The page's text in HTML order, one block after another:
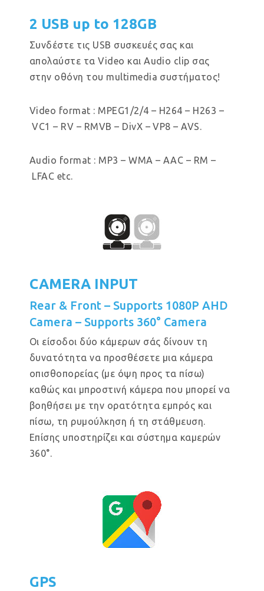
2 USB up to 128GB
Συνδέστε τις USB συσκευές σας και
απολαύστε τα Video και Audio clip σας
στην οθόνη του multimedia συστήματος!
Video format : MPEG1/2/4 – H264 – H263 –
VC1 – RV – RMVB – DivX – VP8 – AVS.
Audio format : MP3 – WMA – AAC – RM –
LFAC etc.
CAMERA INPUT
Rear & Front – Supports 1080P AHD
Camera – Supports 360° Camera
Οι είσοδοι δύο κάμερων σάς δίνουν τη
δυνατότητα να προσθέσετε μια κάμερα
οπισθοπορείας (με όψη προς τα πίσω)
καθώς και μπροστινή κάμερα που μπορεί να
βοηθήσει με την ορατότητα εμπρός και
πίσω, τη ρυμούλκηση ή τη στάθμευση.
Επίσης υποστηρίζει και σύστημα καμερών
360°.
GPS